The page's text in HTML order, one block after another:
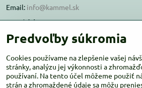
Email: info@kammel.sk
Prevádzka:
Administratívna budova PD Melčice
Otváracie hodiny:PO-ŠT 8:00 - 16:00
PIA-NE Zatvorené
Predvoľby súkromia
Cookies používame na zlepšenie vašej
stránky, analýzu jej výkonnosti a
používaní. Na tento účel môžeme použiť
strán a zhromaždené údaje sa môžu